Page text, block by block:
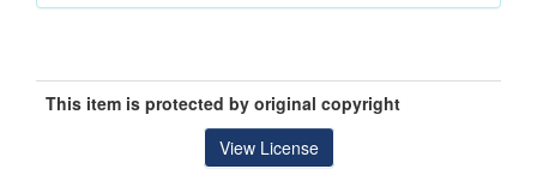
This item is protected by original copyright
View License